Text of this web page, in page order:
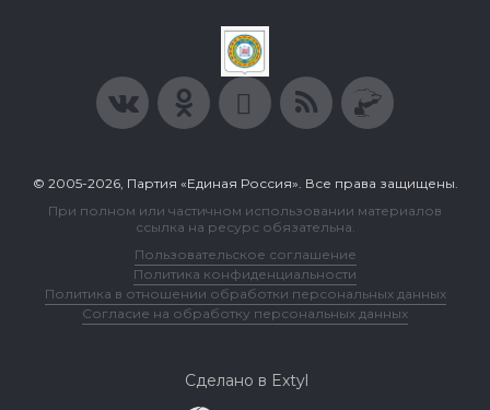
© 2005-2026, Партия «Единая Россия». Все права защищены.
При полном или частичном использовании материалов
ссылка на ресурс обязательна.
Пользовательское соглашение
Политика конфиденциальности
Политика в отношении обработки персональных данных
Согласие на обработку персональных данных
Сделано в Extyl